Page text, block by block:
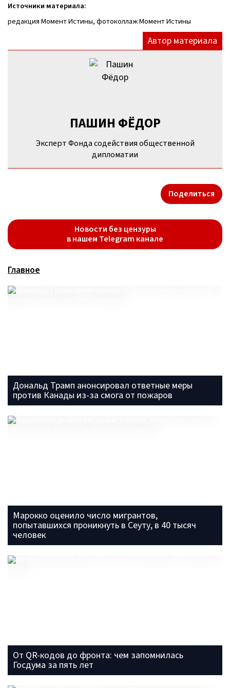
Источники материала:
редакция Момент Истины, фотоколлаж Момент Истины
Автор материала
ПАШИН ФЁДОР
Эксперт Фонда содействия общественной
дипломатии
Поделиться
Новости без цензуры
в нашем Telegram канале
Главное
Дональд Трамп анонсировал ответные меры
против Канады из-за смога от пожаров
Марокко оценило число мигрантов,
попытавшихся проникнуть в Сеуту, в 40 тысяч
человек
От QR-кодов до фронта: чем запомнилась
Госдума за пять лет